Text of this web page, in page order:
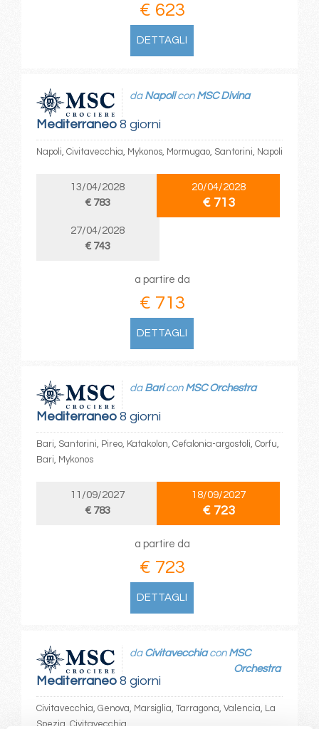
€ 623
DETTAGLI
Mediterraneo8 giorni
da Napolicon MSC Divina
Napoli, Civitavecchia, Mykonos, Mormugao, Santorini, Napoli
13/04/2028
€ 783
20/04/2028
€ 713
27/04/2028
€ 743
a partire da
€ 713
DETTAGLI
Mediterraneo8 giorni
da Baricon MSC Orchestra
Bari, Santorini, Pireo, Katakolon, Cefalonia-argostoli, Corfu,
Bari, Mykonos
11/09/2027
€ 783
18/09/2027
€ 723
a partire da
€ 723
DETTAGLI
Mediterraneo8 giorni
da Civitavecchiacon MSC
Orchestra
Civitavecchia, Genova, Marsiglia, Tarragona, Valencia, La
Spezia, Civitavecchia